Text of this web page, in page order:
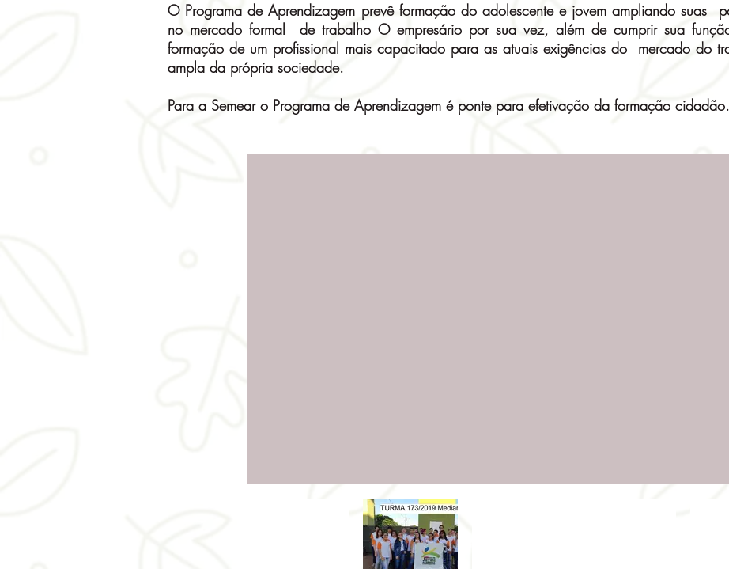
O Programa de Aprendizagem prevê formação do adolescente e jovem ampliando suas
no mercado formal de trabalho O empresário por sua vez, além de cumprir sua
formação de um profissional mais capacitado para as atuais exigências do mercado do
ampla da própria sociedade.
Para a Semear o Programa de Aprendizagem é ponte para efetivação da formação cidadão.